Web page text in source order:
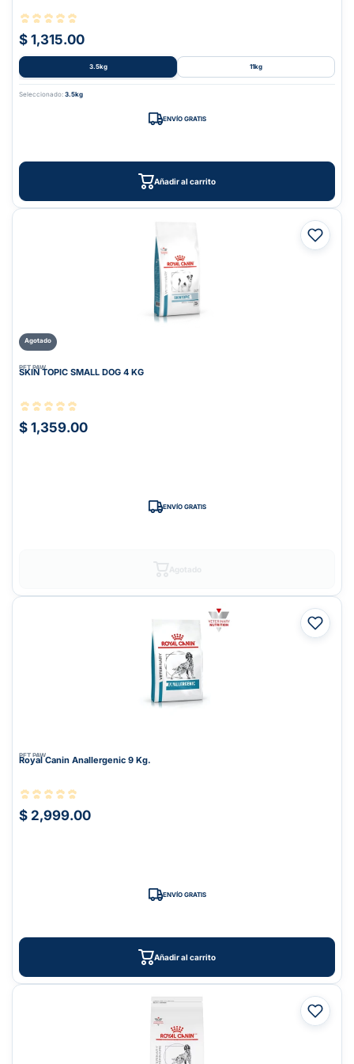
$ 1,315.00
3.5kg 11kg
Seleccionado: 3.5kg
ENVÍO GRATIS
Añadir al carrito
Agotado
PET PAW
SKIN TOPIC SMALL DOG 4 KG
$ 1,359.00
ENVÍO GRATIS
PET PAW
Royal Canin Anallergenic 9 Kg.
$ 2,999.00
ENVÍO GRATIS
Añadir al carrito